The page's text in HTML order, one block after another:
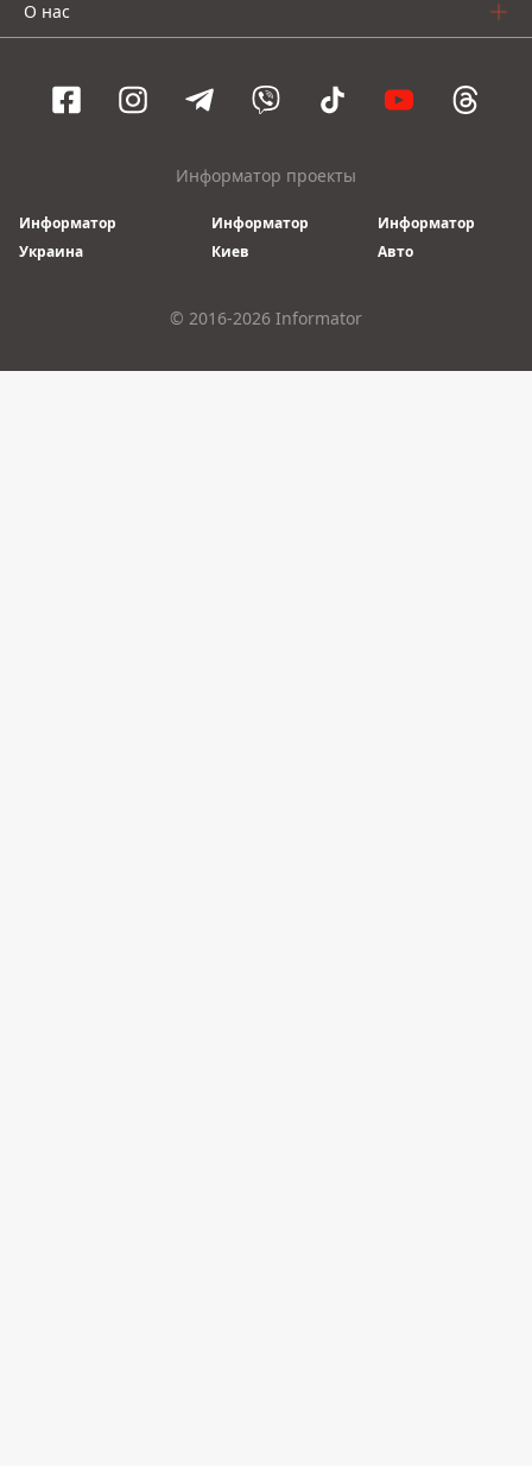
О нас
Информатор проекты
Информатор
Украина
Информатор
Киев
Информатор
Авто
© 2016-2026 Informator